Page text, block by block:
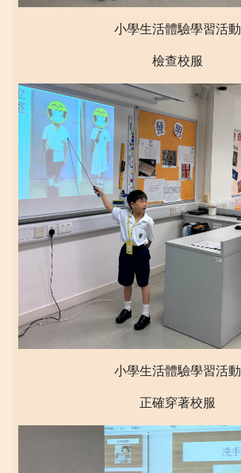
小學生活體驗學習活動
檢查校服
小學生活體驗學習活動
正確穿著校服